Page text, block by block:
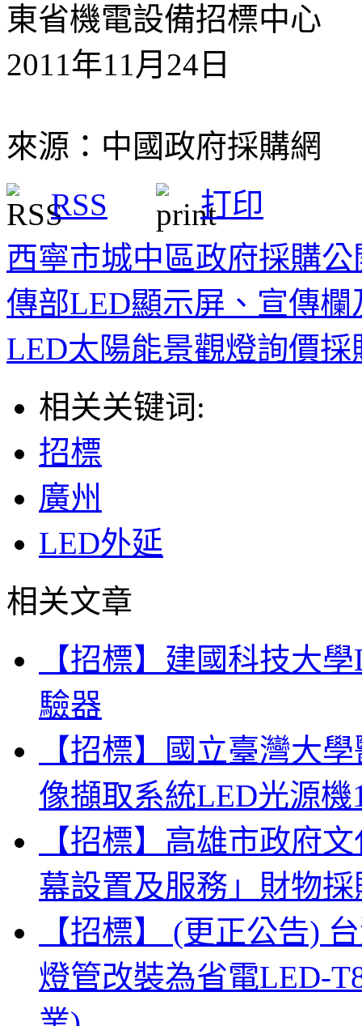
東省機電設備招標中心
2011年11月24日
來源：中國政府採購網
RSS
打印
西寧市城中區政府採購
傳部LED顯示屏、宣傳
LED太陽能景觀燈詢價採
相关关键词:
招標
廣州
LED外延
相关文章
【招標】建國科技大
驗器
【招標】國立臺灣大
像擷取系統LED光源機
【招標】高雄市政府
幕設置及服務」財物採
【招標】 (更正公告)
燈管改裝為省電LED-